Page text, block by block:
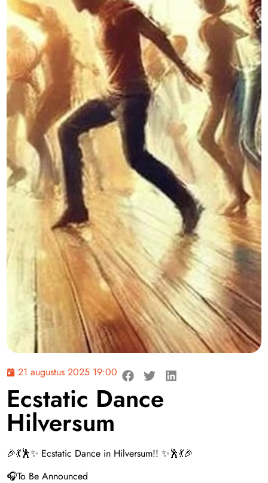
21 augustus 2025 19:00
Ecstatic Dance
Hilversum
🎉💃🕺✨ Ecstatic Dance in Hilversum!! ✨🕺💃🎉
🎧To Be Announced